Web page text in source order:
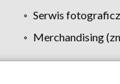
Serwis
Merchandising